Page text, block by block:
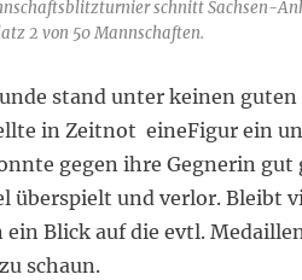
schnitt Sachsen-
2 von 50 Mannschaften.
stand unter keinen guten
in Zeitnot eineFigur ein
gegen ihre Gegnerin
überspielt und verlor. Bleibt
ein Blick auf die evtl.
schaun.